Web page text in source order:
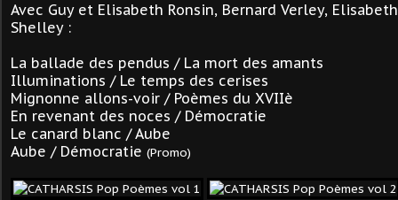
Avec Guy et Elisabeth Ronsin, Bernard Verley,
Shelley :
La ballade des pendus / La mort des amants
Illuminations / Le temps des cerises
Mignonne allons-voir / Poèmes du XVIIè
En revenant des noces / Démocratie
Le canard blanc / Aube
Aube / Démocratie (Promo)